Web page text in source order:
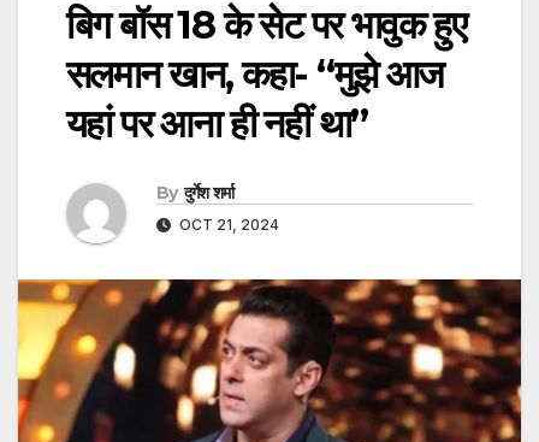
बिग बॉस 18 के सेट पर भावुक हुए
सलमान खान, कहा- “मुझे आज
यहां पर आना ही नहीं था”
By दुर्गेश शर्मा
OCT 21, 2024